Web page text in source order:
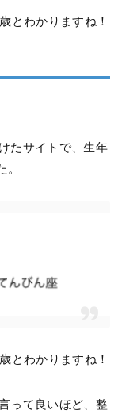
とわかりますね！
たサイトで、生年
とわかりますね！
って良いほど、整